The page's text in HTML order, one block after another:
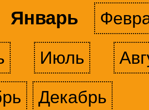
Январь
Июль
Декабрь